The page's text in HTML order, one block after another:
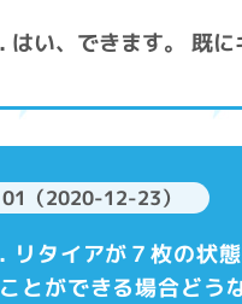
. はい、できます。 既に
（2020-12-23）
. リタイアが７枚の状
ことができる場合どう